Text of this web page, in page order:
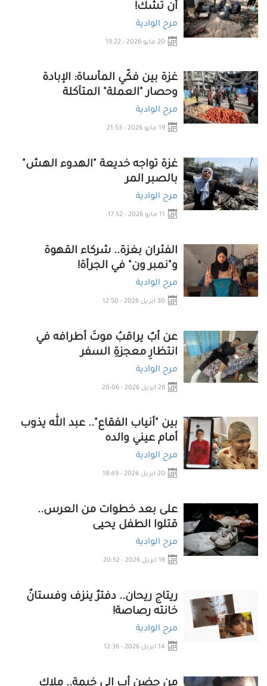
أن تشك!
مرح الوادية
20 مايو 2026 - 19:22
غزة بين فكّي المأساة: الإبادة
وحصار "العملة" المتآكلة
مرح الوادية
19 مايو 2026 - 21:53
غزة تواجه خديعة "الهدوء الهش"
بالصبر المر
مرح الوادية
11 مايو 2026 - 17:52
الفئران بغزة.. شركاء القهوة
و"نمبر ون" في الجرأة!
مرح الوادية
30 ابريل 2026 - 12:50
عن أبٌ يراقبُ موتَ أطرافه في
انتظارِ معجزةِ السفر
مرح الوادية
28 ابريل 2026 - 20:06
بين "أنياب الفقاع".. عبد الله يذوب
أمام عيني والده
مرح الوادية
20 ابريل 2026 - 18:49
على بعد خطوات من العرس..
قتلوا الطفل يحيى
مرح الوادية
16 ابريل 2026 - 20:52
ريتاج ريحان.. دفترٌ ينزف وفستانٌ
خانته رصاصة!
مرح الوادية
14 ابريل 2026 - 12:36
من حضن أبٍ إلى خيمة.. ملاك